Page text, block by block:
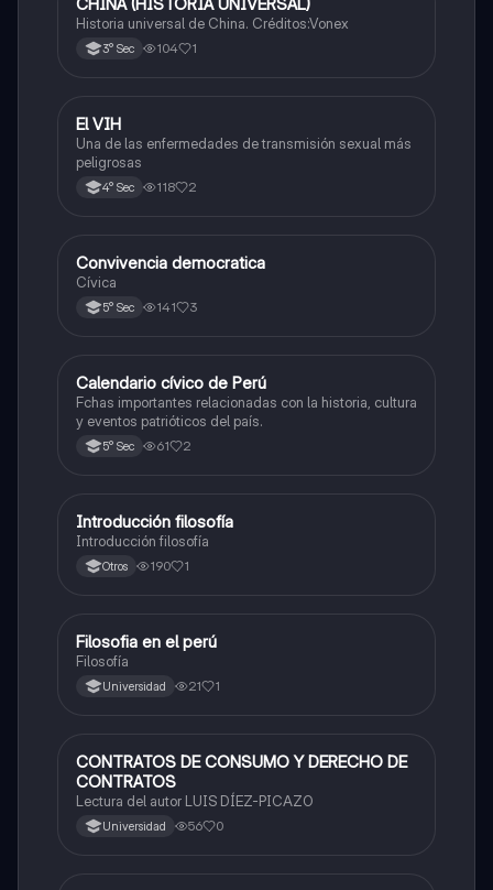
Castellano
Historia universal de China. Créditos:Vonex
3° Sec 104 1
Desarrollo Personal, Ciudadanía y Cívica
El VIH
Una de las enfermedades de transmisión sexual más
peligrosas
4° Sec 118 2
Desarrollo Personal, Ciudadanía y Cívica
Convivencia democratica
Cívica
5° Sec 141 3
Desarrollo Personal, Ciudadanía y Cívica
Calendario cívico de Perú
Fchas importantes relacionadas con la historia, cultura
y eventos patrióticos del país.
5° Sec 61 2
Desarrollo Personal, Ciudadanía y Cívica
Introducción filosofía
Introducción filosofía
Otros 190 1
Desarrollo Personal, Ciudadanía y Cívica
Filosofia en el perú
Filosofía
Universidad 21 1
Desarrollo Personal, Ciudadanía y Cívica
CONTRATOS DE CONSUMO Y DERECHO DE
CONTRATOS
Lectura del autor LUIS DÍEZ-PICAZO
Universidad 56 0